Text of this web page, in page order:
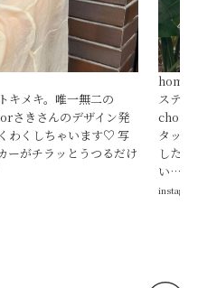
キメキ。唯一無二の
きさんのデザイン発
わくしちゃいます♡ 写
がチラッとうつるだけ
ステッ
タッ
した♡.
い…♡